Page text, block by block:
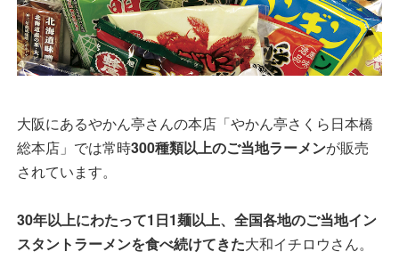
大阪にあるやかん亭さんの本店「やかん亭さくら日本橋
総本店」では常時300種類以上のご当地ラーメンが販売
されています。
30年以上にわたって1日1麺以上、全国各地のご当地イン
スタントラーメンを食べ続けてきた大和イチロウさん。